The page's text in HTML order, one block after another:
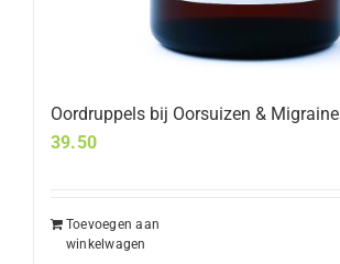
Oordruppels bij Oorsuizen & Migraine
39.50
Toevoegen aan
winkelwagen